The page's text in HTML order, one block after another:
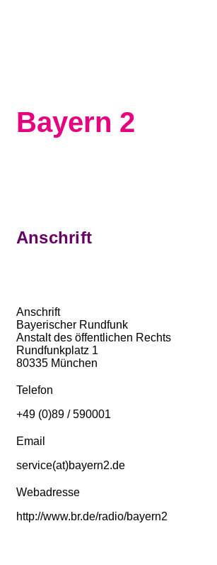
Bayern 2
Anschrift
Anschrift
Bayerischer Rundfunk
Anstalt des öffentlichen Rechts
Rundfunkplatz 1
80335 München
Telefon
+49 (0)89 / 590001
Email
service(at)bayern2.de
Webadresse
http://www.br.de/radio/bayern2